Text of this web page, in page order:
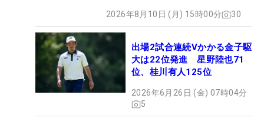
2026年8月10日 (月) 15時00分 30
出場2試合連続Vかかる金子駆
大は22位発進 星野陸也71
位、桂川有人125位
2026年6月26日 (金) 07時04分
5